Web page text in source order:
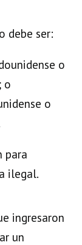
debe ser:
o
o
o
para
ilegal.
ingresaron
un